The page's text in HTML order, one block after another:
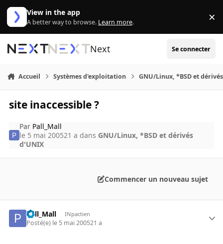
Aller au contenu
View in the app
A better way to browse. Learn more. ×
Next Se connecter
Accueil Systèmes d'exploitation GNU/Linux, *BSD et
site inaccessible ?
Par Pall_Mall
le 5 mai 200521 a dans GNU/Linux, *BSD et dérivés
d'UNIX
Commencer un nouveau sujet
Pall_Mall INpactien
Posté(e) le 5 mai 200521 a